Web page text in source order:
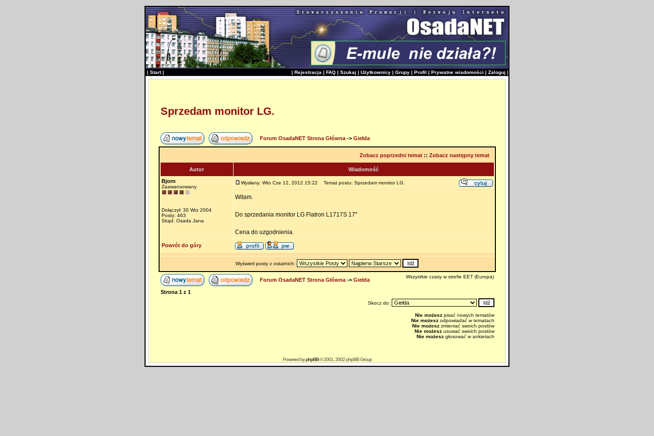
| Start| | Rejestracja | FAQ | Szukaj | Użytkownicy | Grupy | Profil | Prywatne wiadomości | Zaloguj |
Sprzedam monitor LG.
Forum OsadaNET Strona Główna-> Giełda
Zobacz poprzedni temat:: Zobacz następny temat
Autor
Wiadomość
Bjorn
Zaawansowany
Dołączył: 30 Wrz 2004
Posty: 463
Skąd: Osada Jana
Wysłany: Wto Cze 12, 2012 15:22 Temat postu: Sprzedam monitor LG.
Witam.
Do sprzedania monitor LG Flatron L1717S 17"
Cena do uzgodnienia.
Powrót do góry
Wyświetl posty z ostatnich:
Forum OsadaNET Strona Główna-> Giełda
Wszystkie czasy w strefie EET (Europa)
Strona 1z 1
Skocz do:
Nie możeszpisać nowych tematów
Nie możeszodpowiadać w tematach
Nie możeszzmieniać swoich postów
Nie możeszusuwać swoich postów
Nie możeszgłosować w ankietach
Powered byphpBB© 2001, 2002 phpBB Group